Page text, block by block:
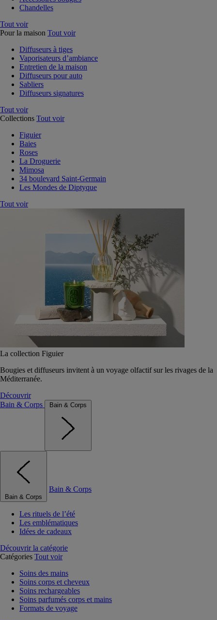
Chandelles
Tout voir
Pour la maison Tout voir
Diffuseurs à tiges
Vaporisateurs d’ambiance
Entretien de la maison
Diffuseurs pour auto
Sabliers
Diffuseurs signatures
Tout voir
Collections Tout voir
Figuier
Baies
Roses
La Droguerie
Mimosa
34 boulevard Saint-Germain
Les Mondes de Diptyque
Tout voir
La collection Figuier
Bougies et diffuseurs invitent à un voyage olfactif sur les rivages de la
Méditerranée.
Découvrir
Bain & Corps
Bain & Corps
Bain & Corps
Bain & Corps
Les rituels de l’été
Les emblématiques
Idées de cadeaux
Découvrir la catégorie
Catégories Tout voir
Soins des mains
Soins corps et cheveux
Soins rechargeables
Soins parfumés corps et mains
Formats de voyage